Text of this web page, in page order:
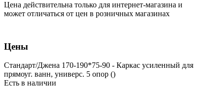
Цена действительна только для интернет-магазина и
может отличаться от цен в розничных магазинах
Цены
Стандарт/Джена 170-190*75-90 - Каркас усиленный для
прямоуг. ванн, универс. 5 опор ()
Есть в наличии